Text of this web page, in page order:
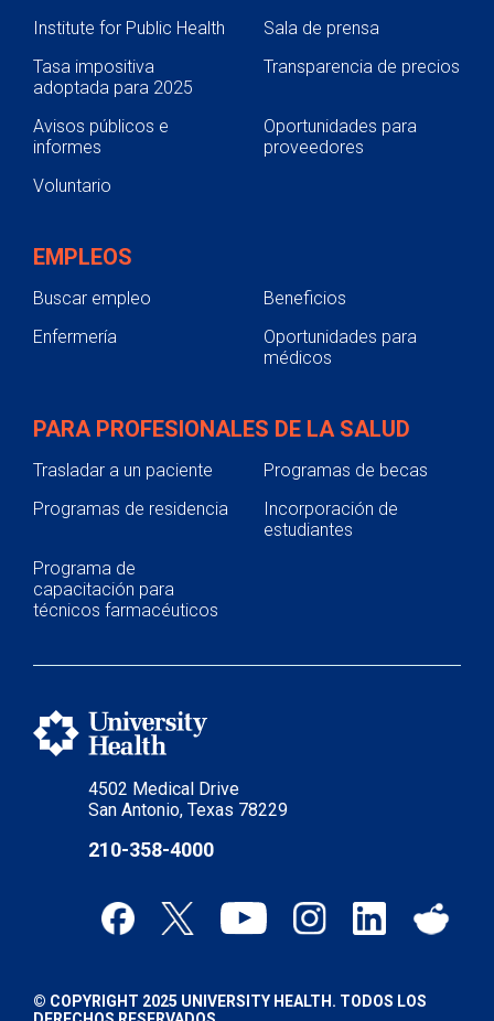
4502 Medical Drive
San Antonio, Texas 78229
210-358-4000
Institute for Public Health
Sala de prensa
Tasa impositiva
adoptada para 2025
Transparencia de precios
Avisos públicos e
informes
Oportunidades para
proveedores
Voluntario
EMPLEOS
Buscar empleo
Beneficios
Enfermería
Oportunidades para
médicos
PARA PROFESIONALES DE LA SALUD
Trasladar a un paciente
Programas de becas
Programas de residencia
Incorporación de
estudiantes
Programa de
capacitación para
técnicos farmacéuticos
© COPYRIGHT 2025 UNIVERSITY HEALTH. TODOS LOS